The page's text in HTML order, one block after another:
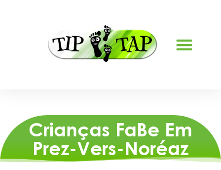
Crianças FaBe Em
Prez-Vers-Noréaz